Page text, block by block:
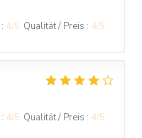
: 4/5 Qualität / Preis : 4/5
: 4/5 Qualität / Preis : 4/5